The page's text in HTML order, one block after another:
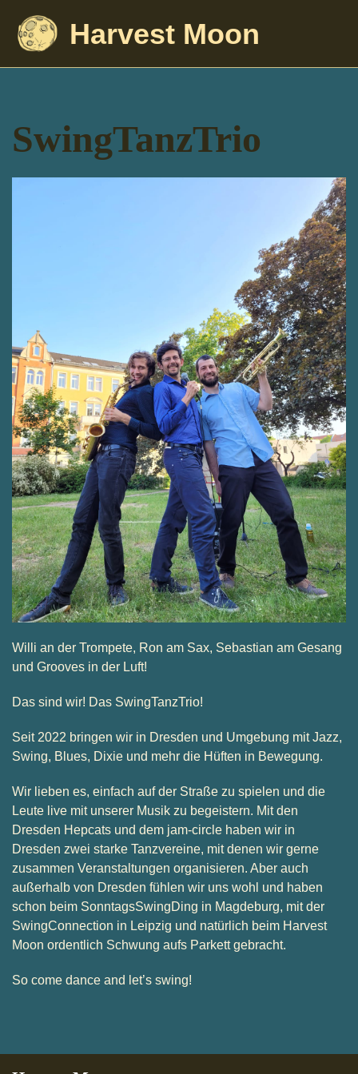
Harvest Moon
SwingTanzTrio
Willi an der Trompete, Ron am Sax, Sebastian am Gesang
und Grooves in der Luft!
Das sind wir! Das SwingTanzTrio!
Seit 2022 bringen wir in Dresden und Umgebung mit Jazz,
Swing, Blues, Dixie und mehr die Hüften in Bewegung.
Wir lieben es, einfach auf der Straße zu spielen und die
Leute live mit unserer Musik zu begeistern. Mit den
Dresden Hepcats und dem jam-circle haben wir in
Dresden zwei starke Tanzvereine, mit denen wir gerne
zusammen Veranstaltungen organisieren. Aber auch
außerhalb von Dresden fühlen wir uns wohl und haben
schon beim SonntagsSwingDing in Magdeburg, mit der
SwingConnection in Leipzig und natürlich beim Harvest
Moon ordentlich Schwung aufs Parkett gebracht.
So come dance and let’s swing!